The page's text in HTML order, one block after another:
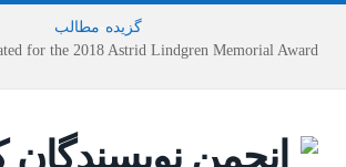
گزیده مطالب